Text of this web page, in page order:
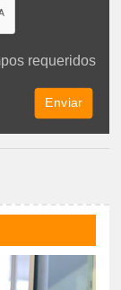
requeridos